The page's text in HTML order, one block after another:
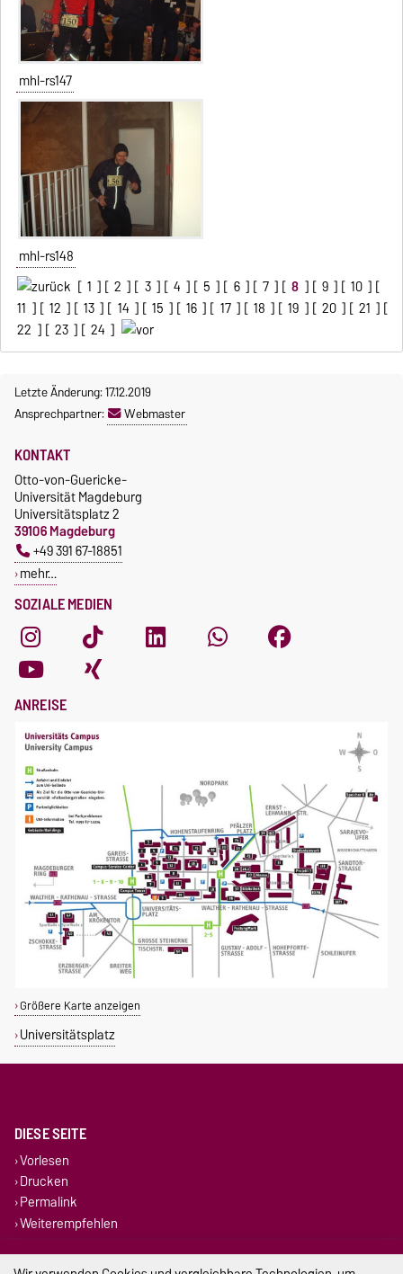
mhl-rs147
mhl-rs148
[ 1 ] [ 2 ] [ 3 ] [ 4 ] [ 5 ] [ 6 ] [ 7 ] [ 8 ] [ 9 ] [ 10 ] [
11 ] [ 12 ] [ 13 ] [ 14 ] [ 15 ] [ 16 ] [ 17 ] [ 18 ] [ 19 ] [ 20 ] [ 21 ] [
22 ] [ 23 ] [ 24 ]
Letzte Änderung: 17.12.2019
Ansprechpartner:
Webmaster
SOZIALE MEDIEN
KONTAKT
Otto-von-Guericke-
Universität Magdeburg
Universitätsplatz 2
39106 Magdeburg
+49 391 67-18851
mehr…
ANREISE
Größere Karte anzeigen
Universitätsplatz
DIESE SEITE
Vorlesen
Drucken
Permalink
Weiterempfehlen
Impressum